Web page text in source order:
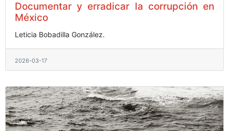
Documentar y erradicar la corrupción en
México
Leticia Bobadilla González.
2026-03-17